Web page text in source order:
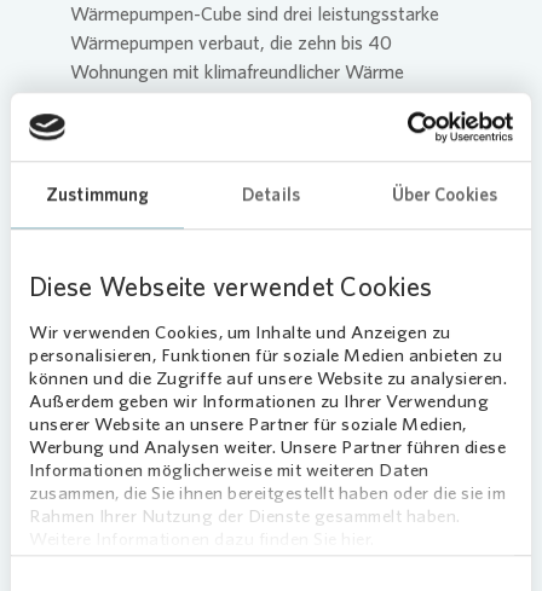
Zustimmung Details Über Cookies
Diese Webseite verwendet Cookies
Wir verwenden Cookies, um Inhalte und Anzeigen zu
personalisieren, Funktionen für soziale Medien anbieten zu
können und die Zugriffe auf unsere Website zu analysieren.
Außerdem geben wir Informationen zu Ihrer Verwendung
unserer Website an unsere Partner für soziale Medien,
Werbung und Analysen weiter. Unsere Partner führen diese
Informationen möglicherweise mit weiteren Daten
zusammen, die Sie ihnen bereitgestellt haben oder die sie im
Rahmen Ihrer Nutzung der Dienste gesammelt haben.
Wärmepumpen-Cube sind drei leistungsstarke
Wärmepumpen verbaut, die zehn bis 40
Wohnungen mit klimafreundlicher Wärme
versorgen können. Der hohe Vorfertigungsgrad
reduziert die Installationszeit vor Ort erheblich
und spart Kosten. Die Cubes werden außerhalb
der Gebäude platziert und einfach an die zentrale
summend fügen sie sich harmonisch ins
Wohnumfeld ein.
Die DFA Demonstrationsfabrik Aachen wird
zunächst 1.000 Wärmepumpen-Cubes
produzieren, was die Auslastung für mindestens
vier Jahre sichert. Professor Wolfgang Boos,
Geschäftsführer der DFA, betont: „Unsere Stärke
liegt darin, innovative Ideen in kürzester Zeit von
der Pilotphase in eine stabile Serienproduktion zu